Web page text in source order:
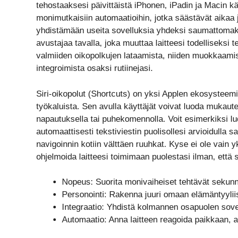
tehostaaksesi päivittäistä iPhonen, iPadin ja Macin
monimutkaisiin automaatioihin, jotka säästävät
yhdistämään useita sovelluksia yhdeksi
avustajaa tavalla, joka muuttaa laitteesi todelliseksi
valmiiden oikopolkujen lataamista, niiden
integroimista osaksi rutiinejasi.
Siri-oikopolut (Shortcuts) on yksi Applen
työkaluista. Sen avulla käyttäjät voivat luoda
napautuksella tai puhekomennolla. Voit esimerkiksi
automaattisesti tekstiviestin puolisollesi arvioidulla
navigoinnin kotiin välttäen ruuhkat. Kyse ei ole vain
ohjelmoida laitteesi toimimaan puolestasi ilman,
Nopeus: Suorita monivaiheiset tehtävät
Personointi: Rakenna juuri omaan
Integraatio: Yhdistä kolmannen osapuolen
Automaatio: Anna laitteen reagoida paikkaan,